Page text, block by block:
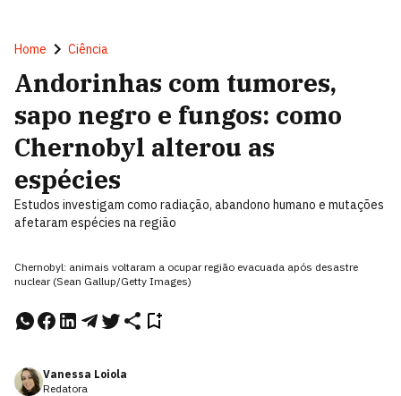
Home Ciência
Andorinhas com tumores,
sapo negro e fungos: como
Chernobyl alterou as
espécies
Estudos investigam como radiação, abandono humano e mutações
afetaram espécies na região
Chernobyl: animais voltaram a ocupar região evacuada após desastre
nuclear (Sean Gallup/Getty Images)
Vanessa Loiola
Redatora